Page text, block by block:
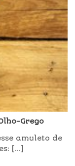
Grego
amuleto de
[...]